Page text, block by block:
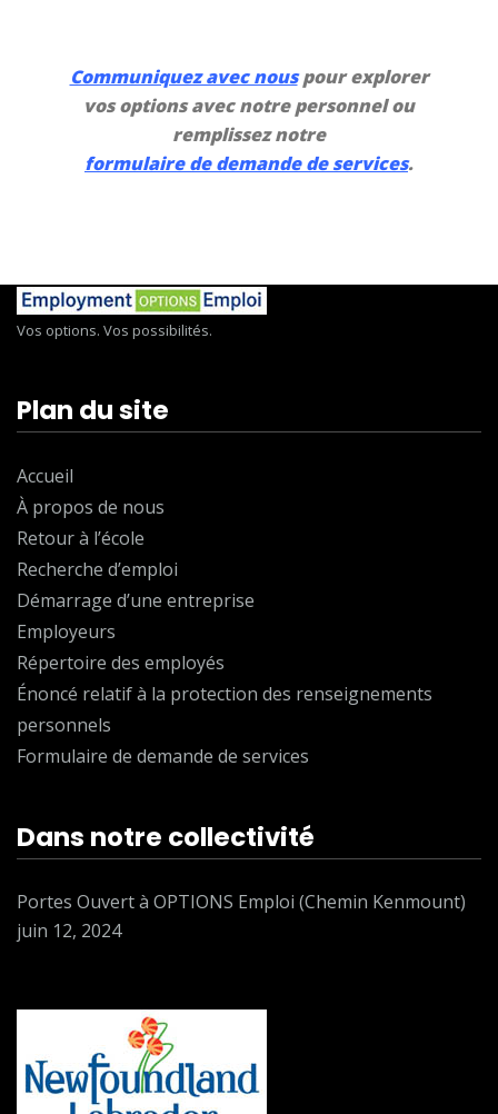
Communiquez avec nouspour explorer
vos options avec notre personnel ou
remplissez notre
formulaire de demande de services.
Vos options. Vos possibilités.
Plan du site
Accueil
À propos de nous
Retour à l’école
Recherche d’emploi
Démarrage d’une entreprise
Employeurs
Répertoire des employés
Énoncé relatif à la protection des renseignements
personnels
Formulaire de demande de services
Dans notre collectivité
Portes Ouvert à OPTIONS Emploi (Chemin Kenmount)
juin 12, 2024